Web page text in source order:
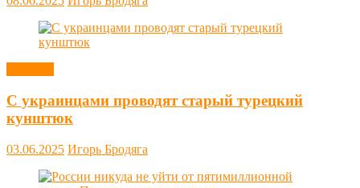
С украинцами проводят старый турецкий
кунштюк
03.06.2025 Игорь Бродяга